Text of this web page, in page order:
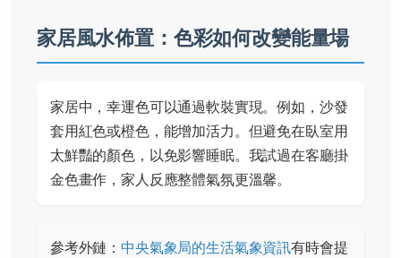
家居風水佈置：色彩如何改變能量場
家居中，幸運色可以通過軟裝實現。例如，沙發
套用紅色或橙色，能增加活力。但避免在臥室用
太鮮豔的顏色，以免影響睡眠。我試過在客廳掛
金色畫作，家人反應整體氣氛更溫馨。
參考外鏈：中央氣象局的生活氣象資訊有時會提